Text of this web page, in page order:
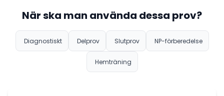
När ska man använda dessa prov?
Diagnostiskt Delprov Slutprov NP-förberedelse
Hemträning